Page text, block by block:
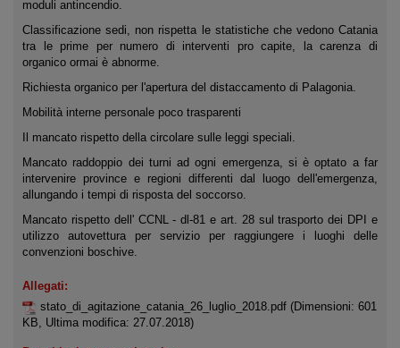
moduli antincendio.
Classificazione sedi, non rispetta le statistiche che vedono Catania
tra le prime per numero di interventi pro capite, la carenza di
organico ormai è abnorme.
Richiesta organico per l'apertura del distaccamento di Palagonia.
Mobilità interne personale poco trasparenti
Il mancato rispetto della circolare sulle leggi speciali.
Mancato raddoppio dei turni ad ogni emergenza, si è optato a far
intervenire province e regioni differenti dal luogo dell'emergenza,
allungando i tempi di risposta del soccorso.
Mancato rispetto dell' CCNL - dl-81 e art. 28 sul trasporto dei DPI e
utilizzo autovettura per servizio per raggiungere i luoghi delle
convenzioni boschive.
Allegati:
stato_di_agitazione_catania_26_luglio_2018.pdf (Dimensioni: 601
KB, Ultima modifica: 27.07.2018)